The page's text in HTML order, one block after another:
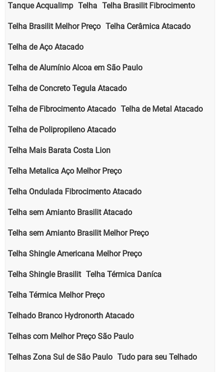
Tanque Acqualimp Telha Telha Brasilit Fibrocimento
Telha Brasilit Melhor Preço Telha Cerâmica Atacado
Telha de Aço Atacado
Telha de Alumínio Alcoa em São Paulo
Telha de Concreto Tegula Atacado
Telha de Fibrocimento Atacado Telha de Metal Atacado
Telha de Polipropileno Atacado
Telha Mais Barata Costa Lion
Telha Metalica Aço Melhor Preço
Telha Ondulada Fibrocimento Atacado
Telha sem Amianto Brasilit Atacado
Telha sem Amianto Brasilit Melhor Preço
Telha Shingle Americana Melhor Preço
Telha Shingle Brasilit Telha Térmica Daníca
Telha Térmica Melhor Preço
Telhado Branco Hydronorth Atacado
Telhas com Melhor Preço São Paulo
Telhas Zona Sul de São Paulo Tudo para seu Telhado